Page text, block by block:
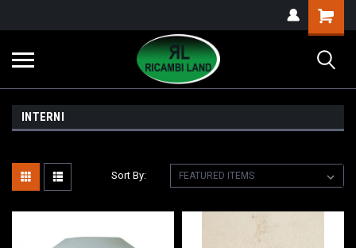
INTERNI
Sort By: